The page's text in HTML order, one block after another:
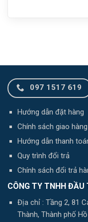
097 1517 619
Hướng dẫn đặt hàng
Chính sách giao hàng
Hướng dẫn thanh
Quy trình đổi trả
Chính sách đổi trả
CÔNG TY TNHH ĐẦU
Địa chỉ : Tầng 2, 81
Thành, Thành phố